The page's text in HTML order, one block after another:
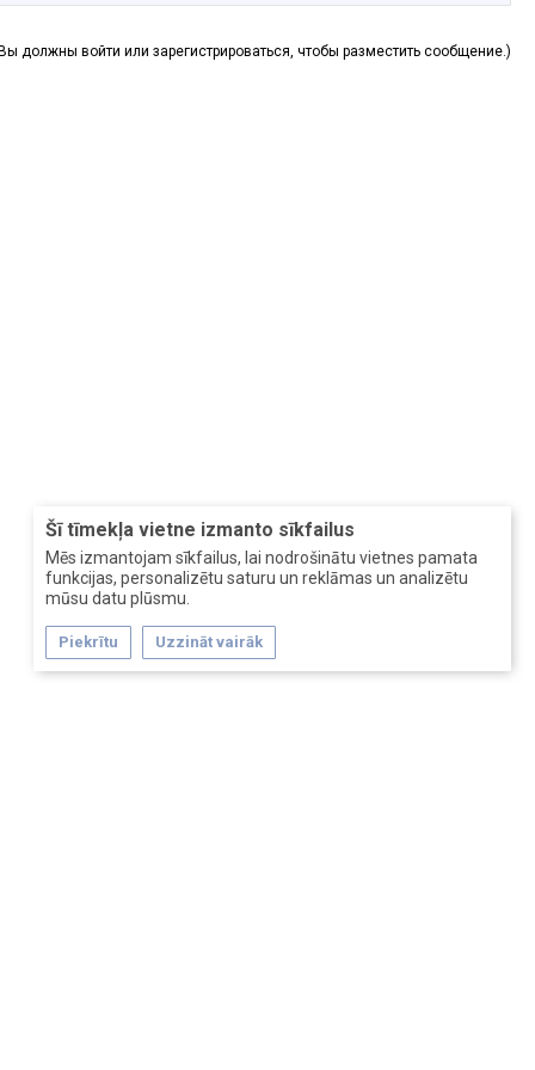
Šī tīmekļa vietne izmanto sīkfailus
Mēs izmantojam sīkfailus, lai nodrošinātu vietnes pamata
funkcijas, personalizētu saturu un reklāmas un analizētu
mūsu datu plūsmu.
Piekrītu Uzzināt vairāk
должны войти или зарегистрироваться, чтобы разместить сообщение.)